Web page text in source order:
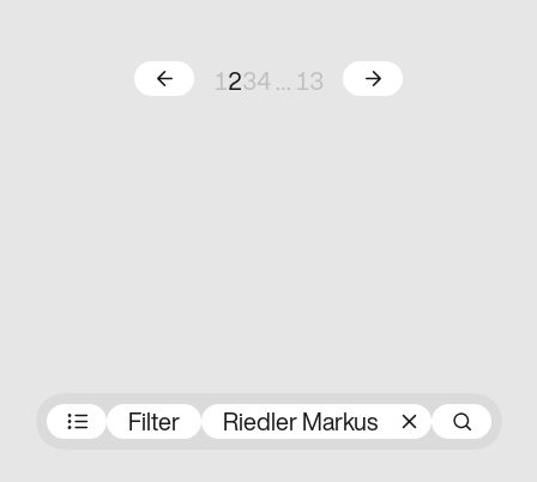
Preisträger:innen
Filter Riedler Markus
Zurück
1234 … 13